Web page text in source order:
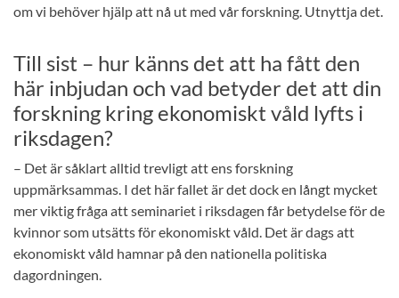
om vi behöver hjälp att nå ut med vår forskning. Utnyttja det.
Till sist – hur känns det att ha fått den
här inbjudan och vad betyder det att din
forskning kring ekonomiskt våld lyfts i
riksdagen?
– Det är såklart alltid trevligt att ens forskning
uppmärksammas. I det här fallet är det dock en långt mycket
mer viktig fråga att seminariet i riksdagen får betydelse för de
kvinnor som utsätts för ekonomiskt våld. Det är dags att
ekonomiskt våld hamnar på den nationella politiska
dagordningen.